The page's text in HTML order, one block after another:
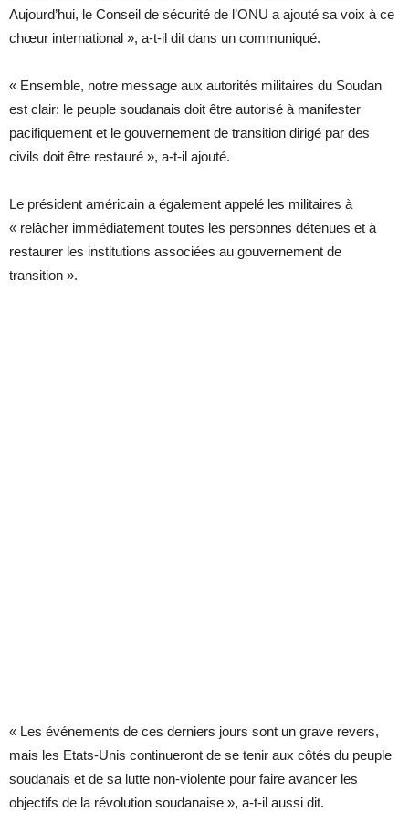
Aujourd’hui, le Conseil de sécurité de l’ONU a ajouté sa voix à ce
chœur international », a-t-il dit dans un communiqué.
« Ensemble, notre message aux autorités militaires du Soudan
est clair: le peuple soudanais doit être autorisé à manifester
pacifiquement et le gouvernement de transition dirigé par des
civils doit être restauré », a-t-il ajouté.
Le président américain a également appelé les militaires à
« relâcher immédiatement toutes les personnes détenues et à
restaurer les institutions associées au gouvernement de
transition ».
« Les événements de ces derniers jours sont un grave revers,
mais les Etats-Unis continueront de se tenir aux côtés du peuple
soudanais et de sa lutte non-violente pour faire avancer les
objectifs de la révolution soudanaise », a-t-il aussi dit.